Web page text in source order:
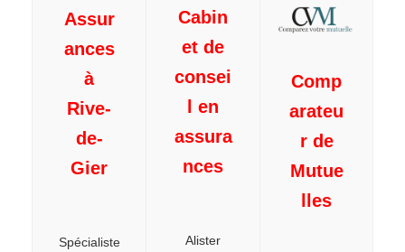
Assur
ances
à
Rive-
de-
Gier
Spécialiste
Cabin
et de
consei
l en
assura
nces
Alister
Comp
arateu
r de
Mutue
lles